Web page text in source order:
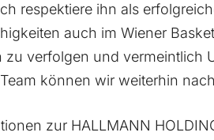
respektiere ihn als
auch im Wiener
zu verfolgen und vermeintlich
können wir weiterhin
zur HALLMANN